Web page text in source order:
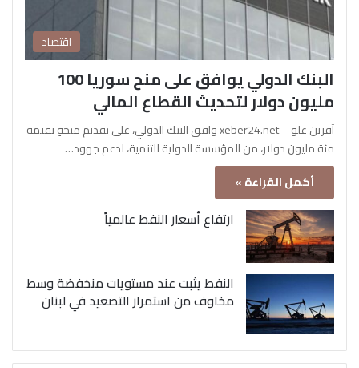
اقتصاد
البنك الدولي يوافق على منح سوريا 100
مليون دولار لتحديث القطاع المالي
آفرين علو – xeber24.net وافق البنك الدولي، على تقديم منحةٍ بقيمة
مئة مليون دولار، من المؤسسة الدولية للتنمية، لدعم جهود…
أكمل القراءة »
ارتفاع أسعار النفط عالمياً
النفط يثبت عند مستويات منخفضة وسط
مخاوف من استمرار التصعيد في لبنان